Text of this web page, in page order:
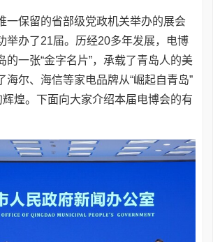
一保留的省部级党政机关举办的展会
举办了21届。历经20多年发展，电博
的一张“金字名片”，承载了青岛人的美
海尔、海信等家电品牌从“崛起自青岛”
煌。 下面向大家介绍本届电博会的有